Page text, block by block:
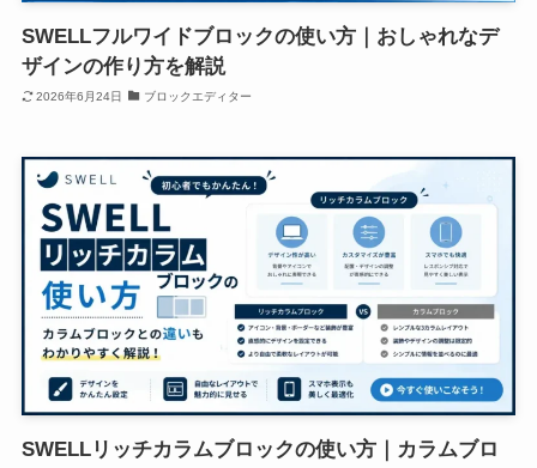
SWELLフルワイドブロックの使い方｜おしゃれなデ
ザインの作り方を解説
2026年6月24日 ブロックエディター
SWELLリッチカラムブロックの使い方｜カラムブロ